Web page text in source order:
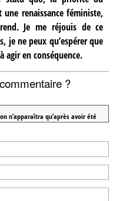
renaissance féministe,
Je me réjouis de ce
je ne peux qu’espérer que
agir en conséquence.
?
n’apparaîtra qu’après avoir été